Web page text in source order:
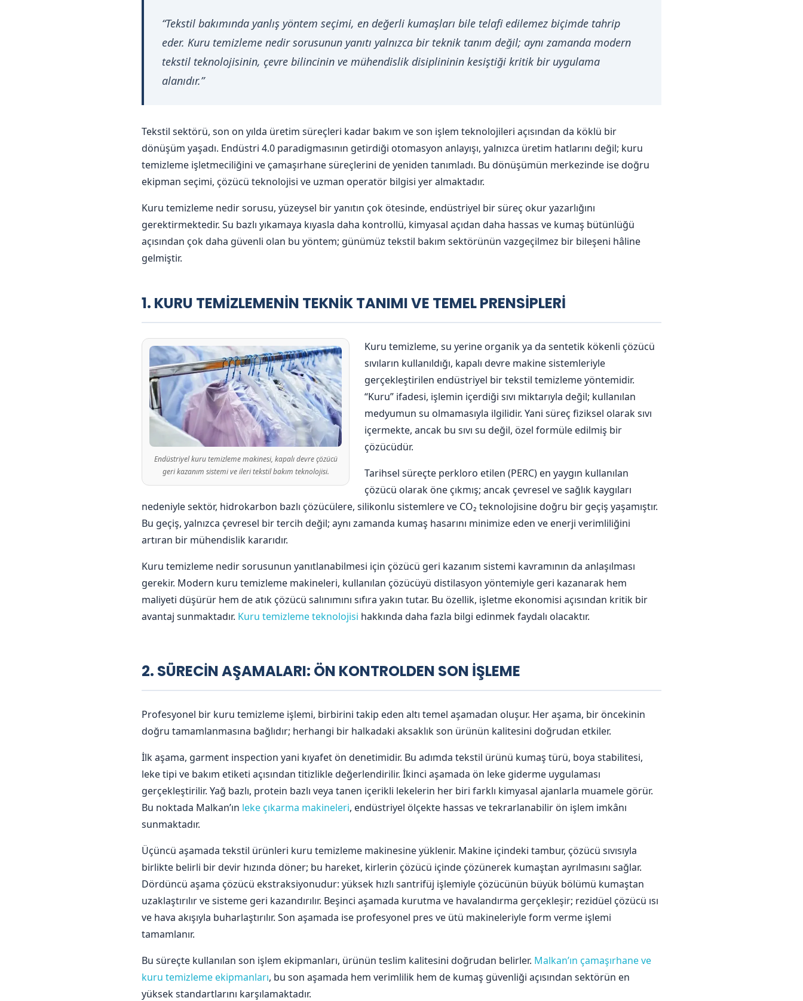
“Tekstil bakımında yanlış yöntem seçimi, en değerli kumaşları bile telafi edilemez biçimde tahrip
eder. Kuru temizleme nedir sorusunun yanıtı yalnızca bir teknik tanım değil; aynı zamanda modern
tekstil teknolojisinin, çevre bilincinin ve mühendislik disiplininin kesiştiği kritik bir uygulama
alanıdır.”
Tekstil sektörü, son on yılda üretim süreçleri kadar bakım ve son işlem teknolojileri açısından da köklü bir
dönüşüm yaşadı. Endüstri 4.0 paradigmasının getirdiği otomasyon anlayışı, yalnızca üretim hatlarını değil; kuru
temizleme işletmeciliğini ve çamaşırhane süreçlerini de yeniden tanımladı. Bu dönüşümün merkezinde ise doğru
ekipman seçimi, çözücü teknolojisi ve uzman operatör bilgisi yer almaktadır.
Kuru temizleme nedir sorusu, yüzeysel bir yanıtın çok ötesinde, endüstriyel bir süreç okur yazarlığını
gerektirmektedir. Su bazlı yıkamaya kıyasla daha kontrollü, kimyasal açıdan daha hassas ve kumaş bütünlüğü
açısından çok daha güvenli olan bu yöntem; günümüz tekstil bakım sektörünün vazgeçilmez bir bileşeni hâline
gelmiştir.
1. KURU TEMİZLEMENİN TEKNİK TANIMI VE TEMEL PRENSİPLERİ
Endüstriyel kuru temizleme makinesi, kapalı devre çözücü
geri kazanım sistemi ve ileri tekstil bakım teknolojisi.
Kuru temizleme, su yerine organik ya da sentetik kökenli çözücü
sıvıların kullanıldığı, kapalı devre makine sistemleriyle
gerçekleştirilen endüstriyel bir tekstil temizleme yöntemidir.
“Kuru” ifadesi, işlemin içerdiği sıvı miktarıyla değil; kullanılan
medyumun su olmamasıyla ilgilidir. Yani süreç fiziksel olarak sıvı
içermekte, ancak bu sıvı su değil, özel formüle edilmiş bir
çözücüdür.
Tarihsel süreçte perkloro etilen (PERC) en yaygın kullanılan
çözücü olarak öne çıkmış; ancak çevresel ve sağlık kaygıları
nedeniyle sektör, hidrokarbon bazlı çözücülere, silikonlu sistemlere ve CO₂ teknolojisine doğru bir geçiş yaşamıştır.
Bu geçiş, yalnızca çevresel bir tercih değil; aynı zamanda kumaş hasarını minimize eden ve enerji verimliliğini
artıran bir mühendislik kararıdır.
Kuru temizleme nedir sorusunun yanıtlanabilmesi için çözücü geri kazanım sistemi kavramının da anlaşılması
gerekir. Modern kuru temizleme makineleri, kullanılan çözücüyü distilasyon yöntemiyle geri kazanarak hem
maliyeti düşürür hem de atık çözücü salınımını sıfıra yakın tutar. Bu özellik, işletme ekonomisi açısından kritik bir
avantaj sunmaktadır. Kuru temizleme teknolojisi hakkında daha fazla bilgi edinmek faydalı olacaktır.
2. SÜRECİN AŞAMALARI: ÖN KONTROLDEN SON İŞLEME
Profesyonel bir kuru temizleme işlemi, birbirini takip eden altı temel aşamadan oluşur. Her aşama, bir öncekinin
doğru tamamlanmasına bağlıdır; herhangi bir halkadaki aksaklık son ürünün kalitesini doğrudan etkiler.
İlk aşama, garment inspection yani kıyafet ön denetimidir. Bu adımda tekstil ürünü kumaş türü, boya stabilitesi,
leke tipi ve bakım etiketi açısından titizlikle değerlendirilir. İkinci aşamada ön leke giderme uygulaması
gerçekleştirilir. Yağ bazlı, protein bazlı veya tanen içerikli lekelerin her biri farklı kimyasal ajanlarla muamele görür.
Bu noktada Malkan’ın leke çıkarma makineleri, endüstriyel ölçekte hassas ve tekrarlanabilir ön işlem imkânı
sunmaktadır.
Üçüncü aşamada tekstil ürünleri kuru temizleme makinesine yüklenir. Makine içindeki tambur, çözücü sıvısıyla
birlikte belirli bir devir hızında döner; bu hareket, kirlerin çözücü içinde çözünerek kumaştan ayrılmasını sağlar.
Dördüncü aşama çözücü ekstraksiyonudur: yüksek hızlı santrifüj işlemiyle çözücünün büyük bölümü kumaştan
uzaklaştırılır ve sisteme geri kazandırılır. Beşinci aşamada kurutma ve havalandırma gerçekleşir; rezidüel çözücü ısı
ve hava akışıyla buharlaştırılır. Son aşamada ise profesyonel pres ve ütü makineleriyle form verme işlemi
tamamlanır.
Bu süreçte kullanılan son işlem ekipmanları, ürünün teslim kalitesini doğrudan belirler. Malkan’ın çamaşırhane ve
kuru temizleme ekipmanları, bu son aşamada hem verimlilik hem de kumaş güvenliği açısından sektörün en
yüksek standartlarını karşılamaktadır.